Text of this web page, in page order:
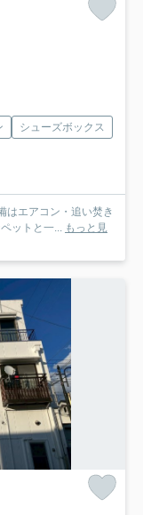
シューズボックス
はエアコン・追い焚き
ットと一... もっと見